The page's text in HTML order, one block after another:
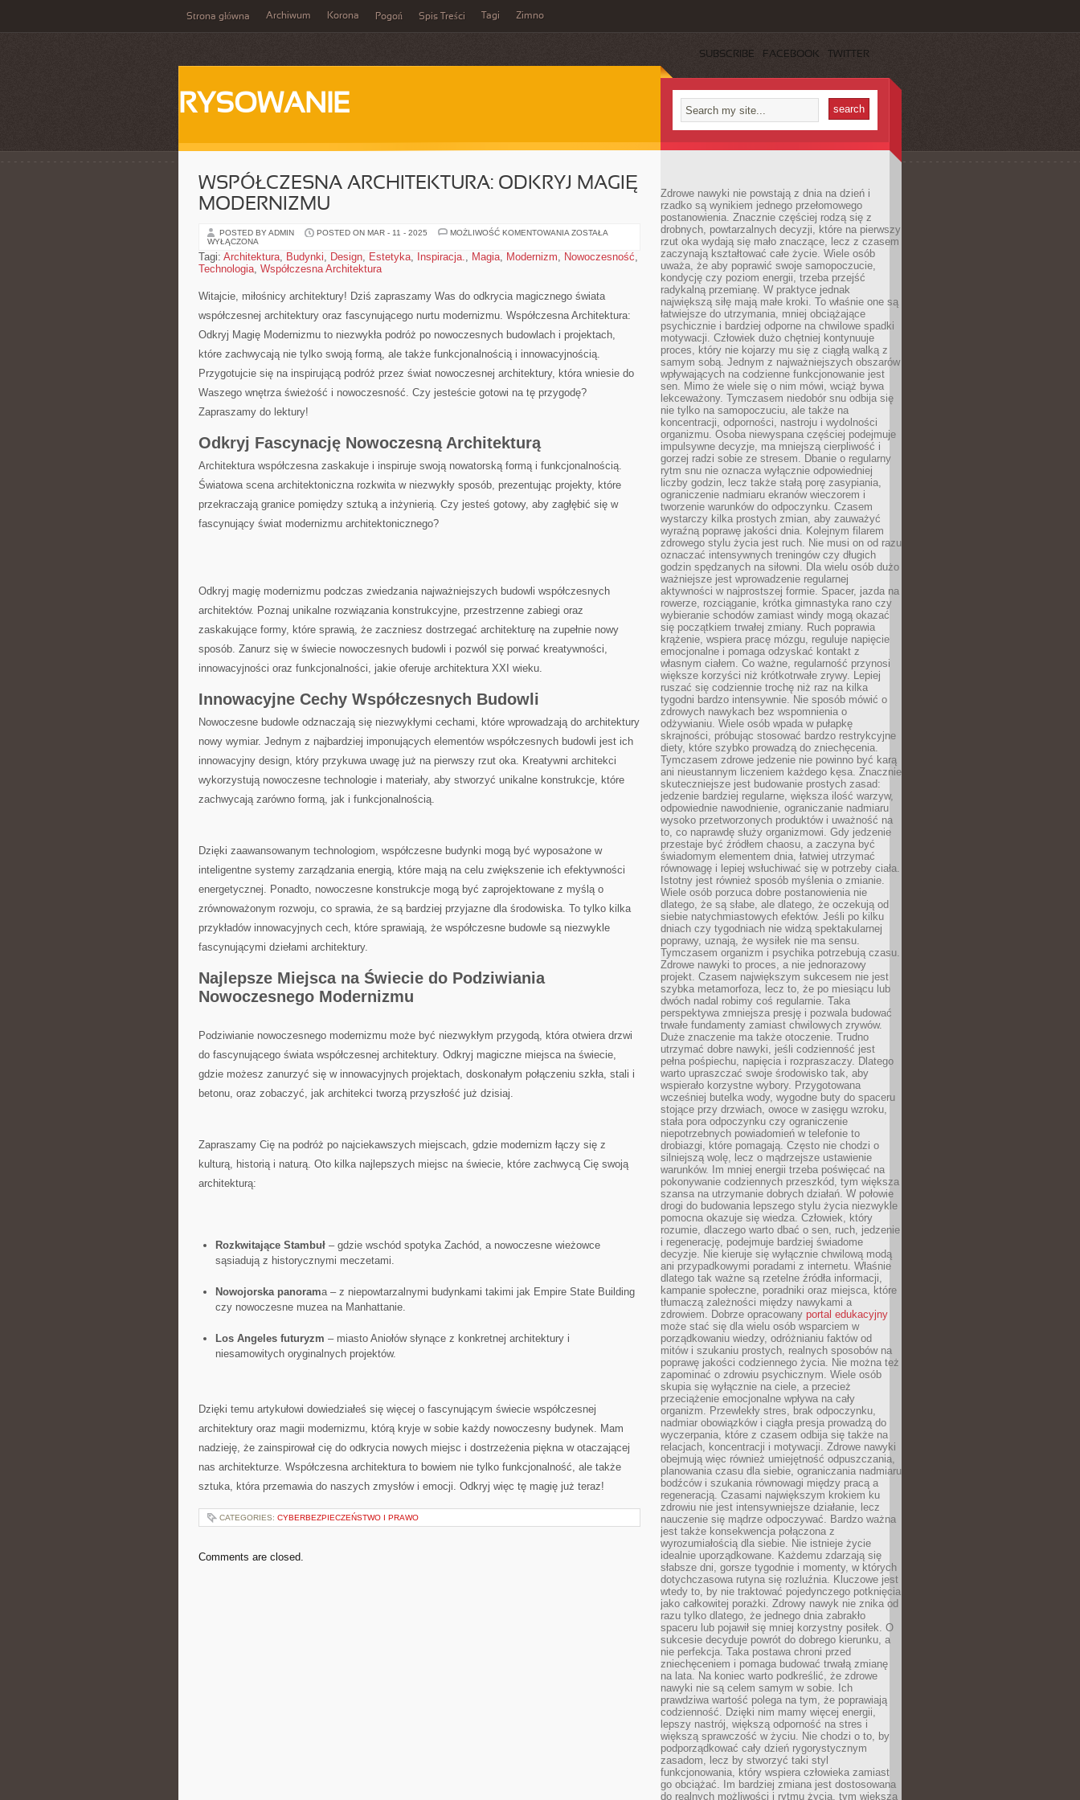
Strona główna Archiwum Korona Pogoń Spis Treści Tagi Zimno
SUBSCRIBE FACEBOOK TWITTER
RYSOWANIE
WSPÓŁCZESNA ARCHITEKTURA: ODKRYJ MAGIĘ
MODERNIZMU
POSTED BY ADMIN POSTED ON MAR - 11 - 2025 MOŻLIWOŚĆ KOMENTOWANIA WSPÓŁCZESNA
MAGIĘ
ZOSTAŁA
WYŁĄCZONA
Tagi: Architektura, Budynki, Design, Estetyka, Inspiracja., Magia, Modernizm, Nowoczesność,
Technologia, Współczesna Architektura
Witajcie, miłośnicy architektury!‍ Dziś zapraszamy Was​ do odkrycia magicznego ‌świata
⁤współczesnej architektury oraz⁣ fascynującego nurtu modernizmu. Współczesna Architektura:
Odkryj Magię Modernizmu to niezwykła podróż po nowoczesnych budowlach i projektach,⁤
które zachwycają ‍nie tylko swoją formą, ale także funkcjonalnością i innowacyjnością.
Przygotujcie się‌ na inspirującą podróż przez świat ⁤nowoczesnej⁢ architektury, która ‍wniesie ​do
Waszego wnętrza ⁤świeżość i nowoczesność. Czy ​jesteście ‍gotowi na tę przygodę?
Zapraszamy ‍do lektury!
Odkryj Fascynację ‌Nowoczesną Architekturą
Architektura współczesna zaskakuje i‍ inspiruje swoją nowatorską formą i funkcjonalnością.
Światowa ‍scena architektoniczna rozkwita w​ niezwykły sposób, prezentując projekty, które
przekraczają granice pomiędzy sztuką a inżynierią. Czy jesteś gotowy, aby ‍zagłębić się⁢ w
fascynujący świat modernizmu architektonicznego?
Odkryj magię modernizmu podczas zwiedzania najważniejszych budowli współczesnych
architektów. ⁤Poznaj‍ unikalne rozwiązania konstrukcyjne, przestrzenne​ zabiegi oraz
zaskakujące formy,⁤ które sprawią,⁢ że zaczniesz dostrzegać architekturę na zupełnie nowy⁢
sposób. Zanurz się w świecie nowoczesnych budowli i pozwól się porwać ⁤kreatywności,
innowacyjności oraz ⁣funkcjonalności, jakie oferuje architektura XXI‍ wieku.
Innowacyjne‍ Cechy Współczesnych Budowli
Nowoczesne budowle‍ odznaczają się niezwykłymi cechami, które wprowadzają do architektury
nowy wymiar. ⁤Jednym z ‍najbardziej imponujących elementów ​współczesnych budowli⁤ jest ich‍
innowacyjny ⁣design, który przykuwa uwagę już⁤ na pierwszy rzut oka.⁢ Kreatywni architekci
wykorzystują nowoczesne technologie i materiały, aby‍ stworzyć unikalne konstrukcje, które
zachwycają zarówno formą, jak i funkcjonalnością.
Dzięki zaawansowanym technologiom, współczesne ​budynki mogą być ‌wyposażone w
inteligentne systemy zarządzania energią, które mają⁤ na celu zwiększenie ich⁤ efektywności
energetycznej. Ponadto, nowoczesne ​konstrukcje mogą być zaprojektowane ‍z myślą o
zrównoważonym rozwoju, co sprawia, że są‌ bardziej przyjazne dla środowiska. To tylko ⁣kilka
przykładów innowacyjnych⁢ cech,‍ które sprawiają, że‍ współczesne‍ budowle są niezwykle
fascynującymi dziełami architektury.
Najlepsze ‌Miejsca na Świecie ‌do Podziwiania
Nowoczesnego Modernizmu
Podziwianie nowoczesnego modernizmu może ⁣być niezwykłym przygodą, która otwiera drzwi
⁣do‌ fascynującego ‍świata ​współczesnej architektury. Odkryj magiczne miejsca⁤ na świecie,
gdzie ​możesz zanurzyć się w innowacyjnych ⁣projektach, doskonałym połączeniu szkła, ‌stali i
⁣betonu, oraz zobaczyć, jak ⁣architekci tworzą przyszłość już dzisiaj.
Zapraszamy Cię na podróż po najciekawszych miejscach, gdzie modernizm ​łączy się z
kulturą, historią i naturą. ‍Oto kilka najlepszych miejsc na świecie, które zachwycą Cię swoją
architekturą:
Rozkwitające ⁢Stambuł– ⁤gdzie wschód spotyka Zachód, a ‌nowoczesne wieżowce
sąsiadują z historycznymi meczetami.
Nowojorska panorama – ‌z niepowtarzalnymi budynkami⁤ takimi jak Empire State ⁣Building
czy‍ nowoczesne muzea na Manhattanie.
Los Angeles futuryzm – miasto Aniołów słynące z konkretnej architektury i
niesamowitych oryginalnych ‌projektów.
Dzięki ⁣temu artykułowi dowiedziałeś⁣ się⁤ więcej ⁣o fascynującym świecie współczesnej
architektury oraz​ magii modernizmu, którą⁣ kryje w ⁤sobie każdy ⁤nowoczesny budynek. Mam
nadzieję, że​ zainspirował ‍cię ⁤do odkrycia nowych miejsc i dostrzeżenia​ piękna w otaczającej
nas architekturze. Współczesna⁤ architektura ⁣to bowiem ⁤nie⁢ tylko funkcjonalność, ale także
sztuka, która przemawia do naszych zmysłów i emocji. Odkryj więc⁣ tę magię już teraz!
CATEGORIES: CYBERBEZPIECZEŃSTWO I PRAWO
Comments are closed.
Zdrowe nawyki nie powstają z dnia na dzień i
rzadko są wynikiem jednego przełomowego
postanowienia. Znacznie częściej rodzą się z
drobnych, powtarzalnych decyzji, które na pierwszy
rzut oka wydają się mało znaczące, lecz z czasem
zaczynają kształtować całe życie. Wiele osób
uważa, że aby poprawić swoje samopoczucie,
kondycję czy poziom energii, trzeba przejść
radykalną przemianę. W praktyce jednak
największą siłę mają małe kroki. To właśnie one są
łatwiejsze do utrzymania, mniej obciążające
psychicznie i bardziej odporne na chwilowe spadki
motywacji. Człowiek dużo chętniej kontynuuje
proces, który nie kojarzy mu się z ciągłą walką z
samym sobą. Jednym z najważniejszych obszarów
wpływających na codzienne funkcjonowanie jest
sen. Mimo że wiele się o nim mówi, wciąż bywa
lekceważony. Tymczasem niedobór snu odbija się
nie tylko na samopoczuciu, ale także na
koncentracji, odporności, nastroju i wydolności
organizmu. Osoba niewyspana częściej podejmuje
impulsywne decyzje, ma mniejszą cierpliwość i
gorzej radzi sobie ze stresem. Dbanie o regularny
rytm snu nie oznacza wyłącznie odpowiedniej
liczby godzin, lecz także stałą porę zasypiania,
ograniczenie nadmiaru ekranów wieczorem i
tworzenie warunków do odpoczynku. Czasem
wystarczy kilka prostych zmian, aby zauważyć
wyraźną poprawę jakości dnia. Kolejnym filarem
zdrowego stylu życia jest ruch. Nie musi on od razu
oznaczać intensywnych treningów czy długich
godzin spędzanych na siłowni. Dla wielu osób dużo
ważniejsze jest wprowadzenie regularnej
aktywności w najprostszej formie. Spacer, jazda na
rowerze, rozciąganie, krótka gimnastyka rano czy
wybieranie schodów zamiast windy mogą okazać
się początkiem trwałej zmiany. Ruch poprawia
krążenie, wspiera pracę mózgu, reguluje napięcie
emocjonalne i pomaga odzyskać kontakt z
własnym ciałem. Co ważne, regularność przynosi
większe korzyści niż krótkotrwałe zrywy. Lepiej
ruszać się codziennie trochę niż raz na kilka
tygodni bardzo intensywnie. Nie sposób mówić o
zdrowych nawykach bez wspomnienia o
odżywianiu. Wiele osób wpada w pułapkę
skrajności, próbując stosować bardzo restrykcyjne
diety, które szybko prowadzą do zniechęcenia.
Tymczasem zdrowe jedzenie nie powinno być karą
ani nieustannym liczeniem każdego kęsa. Znacznie
skuteczniejsze jest budowanie prostych zasad:
jedzenie bardziej regularne, większa ilość warzyw,
odpowiednie nawodnienie, ograniczanie nadmiaru
wysoko przetworzonych produktów i uważność na
to, co naprawdę służy organizmowi. Gdy jedzenie
przestaje być źródłem chaosu, a zaczyna być
świadomym elementem dnia, łatwiej utrzymać
równowagę i lepiej wsłuchiwać się w potrzeby ciała.
Istotny jest również sposób myślenia o zmianie.
Wiele osób porzuca dobre postanowienia nie
dlatego, że są słabe, ale dlatego, że oczekują od
siebie natychmiastowych efektów. Jeśli po kilku
dniach czy tygodniach nie widzą spektakularnej
poprawy, uznają, że wysiłek nie ma sensu.
Tymczasem organizm i psychika potrzebują czasu.
Zdrowe nawyki to proces, a nie jednorazowy
projekt. Czasem największym sukcesem nie jest
szybka metamorfoza, lecz to, że po miesiącu lub
dwóch nadal robimy coś regularnie. Taka
perspektywa zmniejsza presję i pozwala budować
trwałe fundamenty zamiast chwilowych zrywów.
Duże znaczenie ma także otoczenie. Trudno
utrzymać dobre nawyki, jeśli codzienność jest
pełna pośpiechu, napięcia i rozpraszaczy. Dlatego
warto upraszczać swoje środowisko tak, aby
wspierało korzystne wybory. Przygotowana
wcześniej butelka wody, wygodne buty do spaceru
stojące przy drzwiach, owoce w zasięgu wzroku,
stała pora odpoczynku czy ograniczenie
niepotrzebnych powiadomień w telefonie to
drobiazgi, które pomagają. Często nie chodzi o
silniejszą wolę, lecz o mądrzejsze ustawienie
warunków. Im mniej energii trzeba poświęcać na
pokonywanie codziennych przeszkód, tym większa
szansa na utrzymanie dobrych działań. W połowie
drogi do budowania lepszego stylu życia niezwykle
pomocna okazuje się wiedza. Człowiek, który
rozumie, dlaczego warto dbać o sen, ruch, jedzenie
i regenerację, podejmuje bardziej świadome
decyzje. Nie kieruje się wyłącznie chwilową modą
ani przypadkowymi poradami z internetu. Właśnie
dlatego tak ważne są rzetelne źródła informacji,
kampanie społeczne, poradniki oraz miejsca, które
tłumaczą zależności między nawykami a
zdrowiem. Dobrze opracowany portal edukacyjny
może stać się dla wielu osób wsparciem w
porządkowaniu wiedzy, odróżnianiu faktów od
mitów i szukaniu prostych, realnych sposobów na
poprawę jakości codziennego życia. Nie można też
zapominać o zdrowiu psychicznym. Wiele osób
skupia się wyłącznie na ciele, a przecież
przeciążenie emocjonalne wpływa na cały
organizm. Przewlekły stres, brak odpoczynku,
nadmiar obowiązków i ciągła presja prowadzą do
wyczerpania, które z czasem odbija się także na
relacjach, koncentracji i motywacji. Zdrowe nawyki
obejmują więc również umiejętność odpuszczania,
planowania czasu dla siebie, ograniczania nadmiaru
bodźców i szukania równowagi między pracą a
regeneracją. Czasami największym krokiem ku
zdrowiu nie jest intensywniejsze działanie, lecz
nauczenie się mądrze odpoczywać. Bardzo ważna
jest także konsekwencja połączona z
wyrozumiałością dla siebie. Nie istnieje życie
idealnie uporządkowane. Każdemu zdarzają się
słabsze dni, gorsze tygodnie i momenty, w których
dotychczasowa rutyna się rozluźnia. Kluczowe jest
wtedy to, by nie traktować pojedynczego potknięcia
jako całkowitej porażki. Zdrowy nawyk nie znika od
razu tylko dlatego, że jednego dnia zabrakło
spaceru lub pojawił się mniej korzystny posiłek. O
sukcesie decyduje powrót do dobrego kierunku, a
nie perfekcja. Taka postawa chroni przed
zniechęceniem i pomaga budować trwałą zmianę
na lata. Na koniec warto podkreślić, że zdrowe
nawyki nie są celem samym w sobie. Ich
prawdziwa wartość polega na tym, że poprawiają
codzienność. Dzięki nim mamy więcej energii,
lepszy nastrój, większą odporność na stres i
większą sprawczość w życiu. Nie chodzi o to, by
podporządkować cały dzień rygorystycznym
zasadom, lecz by stworzyć taki styl
funkcjonowania, który wspiera człowieka zamiast
go obciążać. Im bardziej zmiana jest dostosowana
do realnych możliwości i rytmu życia, tym większa